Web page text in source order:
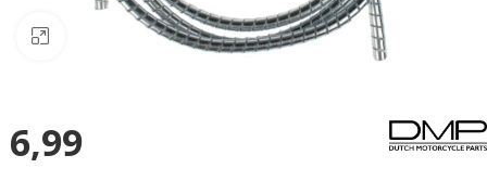
Klik om te vergroten
6,99